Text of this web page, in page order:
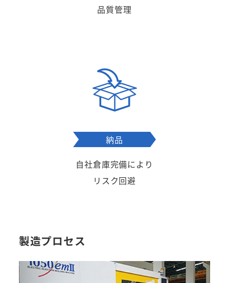
品質管理
納品
自社倉庫完備により
リスク回避
製造プロセス